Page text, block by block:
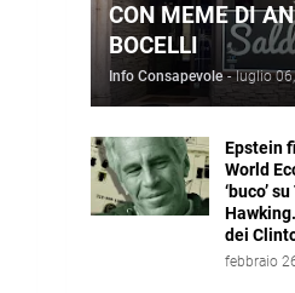
CON MEME DI
BOCELLI
Info Consapevole - luglio
Epstein
World
‘buco’
dei
febbraio